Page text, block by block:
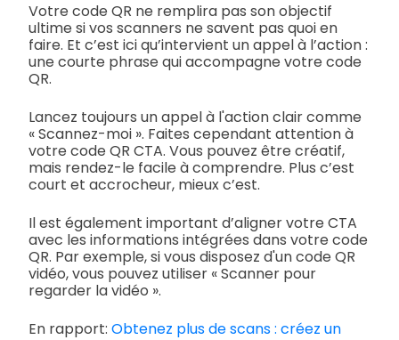
Votre code QR ne remplira pas son objectif
ultime si vos scanners ne savent pas quoi en
faire. Et c’est ici qu’intervient un appel à l’action :
une courte phrase qui accompagne votre code
QR.
Lancez toujours un appel à l'action clair comme
« Scannez-moi ». Faites cependant attention à
votre code QR CTA. Vous pouvez être créatif,
mais rendez-le facile à comprendre. Plus c’est
court et accrocheur, mieux c’est.
Il est également important d’aligner votre CTA
avec les informations intégrées dans votre code
QR. Par exemple, si vous disposez d'un code QR
vidéo, vous pouvez utiliser « Scanner pour
regarder la vidéo ».
En rapport: Obtenez plus de scans : créez un